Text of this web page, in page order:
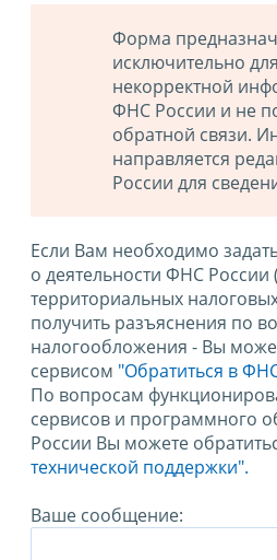
Форма
исключительно
некорректной
ФНС России и не
обратной связи.
направляется
России для
Если Вам необходимо
о деятельности ФНС России
территориальных
получить разъяснения по
налогообложения - Вы
сервисом "Обратиться в
По вопросам
сервисов и программного
России Вы можете
технической поддержки".
Ваше сообщение: